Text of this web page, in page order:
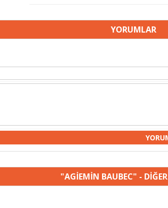
YORUMLAR
"AGİEMİN BAUBEC" -